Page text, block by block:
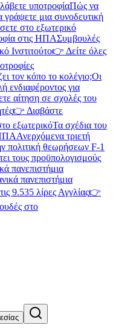
υποτροφίαΠώς να
μια συνοδευτική
στο εξωτερικό
στις ΗΠΑΣυμβουλές
Ινστιτούτο👉 Δείτε όλες
τον κόπο το κολέγιο;Οι
ενδιαφέροντος για
αίτηση σε σχολές του
👉 Διαβάστε
εξωτερικόΤα σχέδια του
ΗΠΑΑνερχόμενα τριετή
πολιτική θεωρήσεων F-1
τους προϋπολογισμούς
πανεπιστήμια
πανεπιστήμια
9.535 λίρες Αγγλίας👉
στο